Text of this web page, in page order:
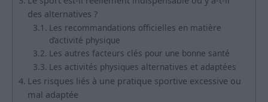
des alternatives ?
Les recommandations officielles en matière
d’activité physique
Les autres facteurs clés pour une bonne santé
Les activités physiques alternatives et adaptées
Les risques liés à une pratique sportive excessive ou
mal adaptée